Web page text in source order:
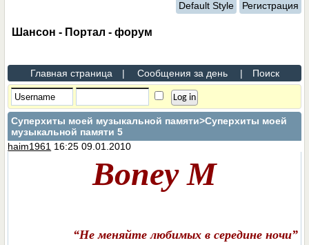
Default Style Регистрация
Шансон - Портал - форум
Главная страница | Сообщения за день | Поиск
Суперхиты моей музыкальной памяти>Суперхиты моей
музыкальной памяти 5
haim1961 16:25 09.01.2010
Boney М
“Не меняйте любимых в середине ночи”